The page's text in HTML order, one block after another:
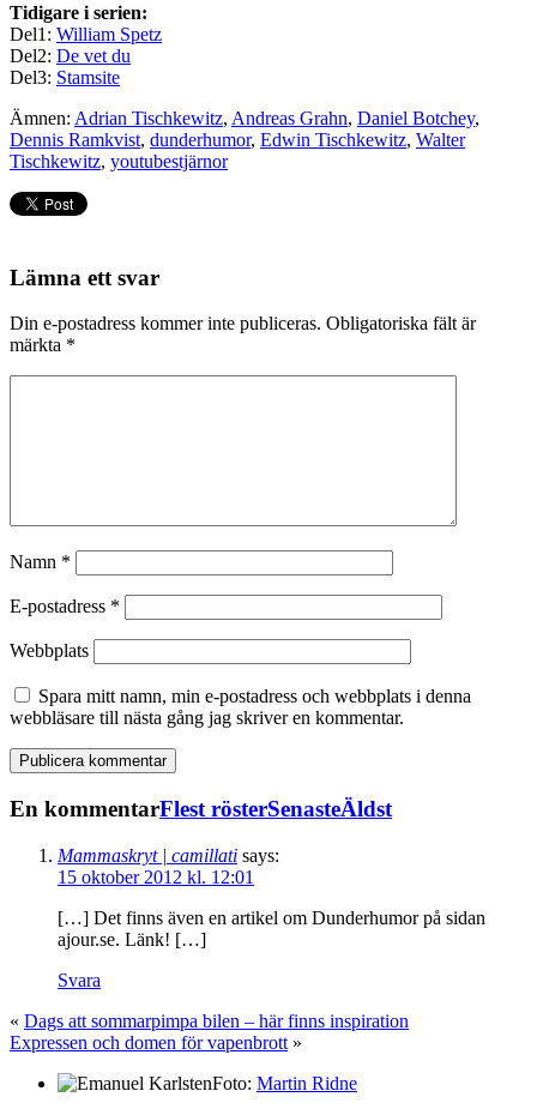
Tidigare i serien:
Del1: William Spetz
Del2: De vet du
Del3: Stamsite
Ämnen: Adrian Tischkewitz, Andreas Grahn, Daniel Botchey,
Dennis Ramkvist, dunderhumor, Edwin Tischkewitz, Walter
Tischkewitz, youtubestjärnor
Lämna ett svar
Din e-postadress kommer inte publiceras. Obligatoriska fält är
märkta *
Namn *
E-postadress *
Webbplats
Spara mitt namn, min e-postadress och webbplats i denna
webbläsare till nästa gång jag skriver en kommentar.
En kommentarFlest rösterSenasteÄldst
Mammaskryt | camillati says:
15 oktober 2012 kl. 12:01
[…] Det finns även en artikel om Dunderhumor på sidan
ajour.se. Länk! […]
Svara
« Dags att sommarpimpa bilen – här finns inspiration
Expressen och domen för vapenbrott »
Foto: Martin Ridne